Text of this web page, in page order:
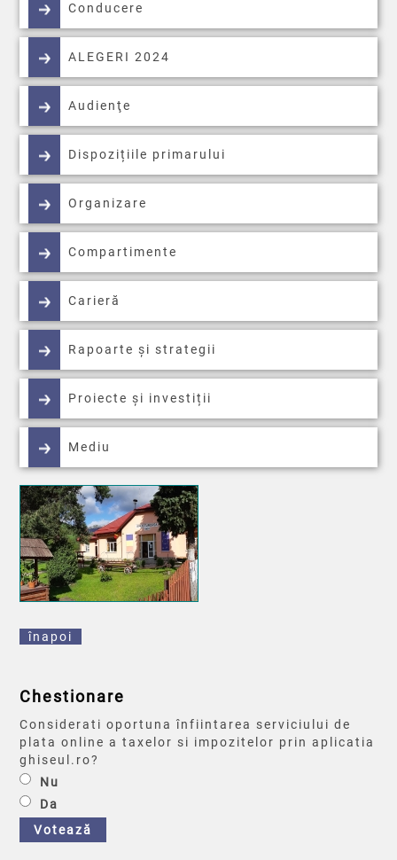
Conducere
ALEGERI 2024
Audienţe
Dispozițiile primarului
Organizare
Compartimente
Carieră
Rapoarte și strategii
Proiecte și investiții
Mediu
înapoi
Chestionare
Considerati oportuna înfiintarea serviciului de
plata online a taxelor si impozitelor prin aplicatia
ghiseul.ro?
Nu
Da
Votează